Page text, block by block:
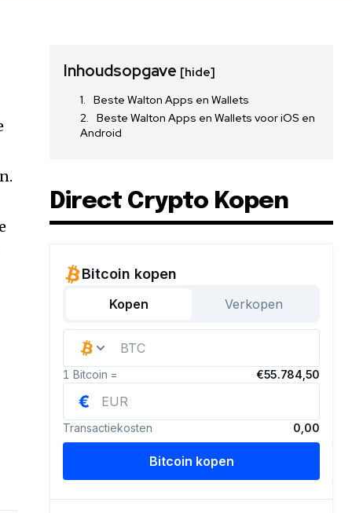
Inhoudsopgave [hide]
Beste Walton Apps en Wallets
Beste Walton Apps en Wallets voor iOS en
Android
Direct Crypto Kopen